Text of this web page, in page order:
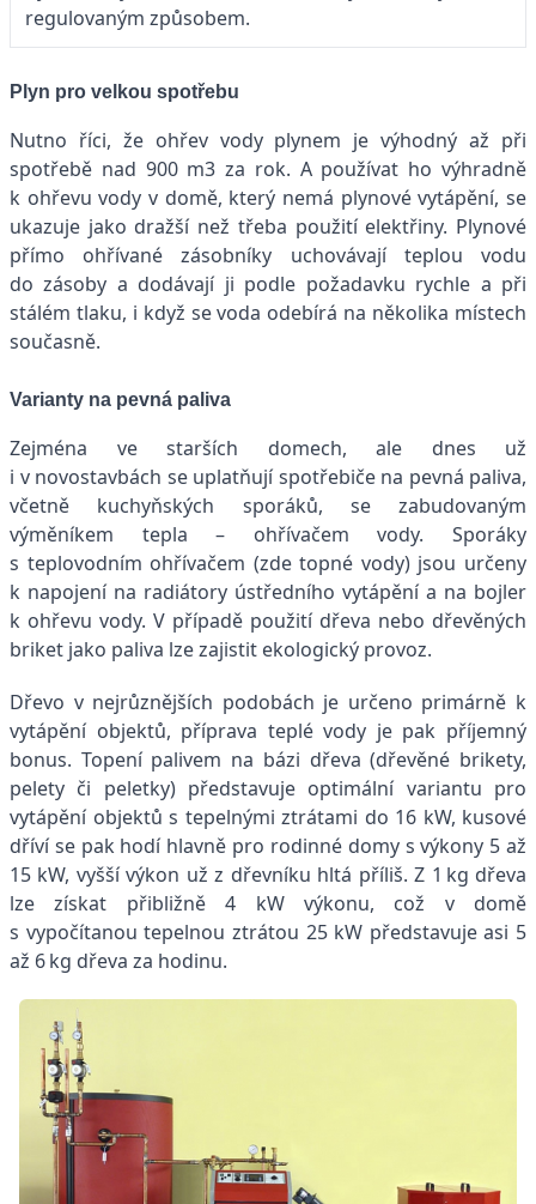
regulovaným způsobem.
Plyn pro velkou spotřebu
Nutno říci, že ohřev vody plynem je výhodný až při
spotřebě nad 900 m3 za rok. A používat ho výhradně
k ohřevu vody v domě, který nemá plynové vytápění, se
ukazuje jako dražší než třeba použití elektřiny. Plynové
přímo ohřívané zásobníky uchovávají teplou vodu
do zásoby a dodávají ji podle požadavku rychle a při
stálém tlaku, i když se voda odebírá na několika místech
současně.
Varianty na pevná paliva
Zejména ve starších domech, ale dnes už
i v novostavbách se uplatňují spotřebiče na pevná paliva,
včetně kuchyňských sporáků, se zabudovaným
výměníkem tepla – ohřívačem vody. Sporáky
s teplovodním ohřívačem (zde topné vody) jsou určeny
k napojení na radiátory ústředního vytápění a na bojler
k ohřevu vody. V případě použití dřeva nebo dřevěných
briket jako paliva lze zajistit ekologický provoz.
Dřevo v nejrůznějších podobách je určeno primárně k
vytápění objektů, příprava teplé vody je pak příjemný
bonus. Topení palivem na bázi dřeva (dřevěné brikety,
pelety či peletky) představuje optimální variantu pro
vytápění objektů s tepelnými ztrátami do 16 kW, kusové
dříví se pak hodí hlavně pro rodinné domy s výkony 5 až
15 kW, vyšší výkon už z dřevníku hltá příliš. Z 1 kg dřeva
lze získat přibližně 4 kW výkonu, což v domě
s vypočítanou tepelnou ztrátou 25 kW představuje asi 5
až 6 kg dřeva za hodinu.